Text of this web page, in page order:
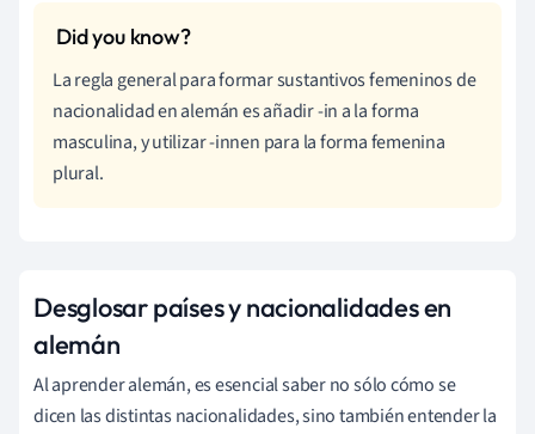
La regla general para formar sustantivos femeninos de
nacionalidad en alemán es añadir -in a la forma
masculina, y utilizar -innen para la forma femenina
plural.
Desglosar países y nacionalidades en
alemán
Al aprender alemán, es esencial saber no sólo cómo se
dicen las distintas nacionalidades, sino también entender la